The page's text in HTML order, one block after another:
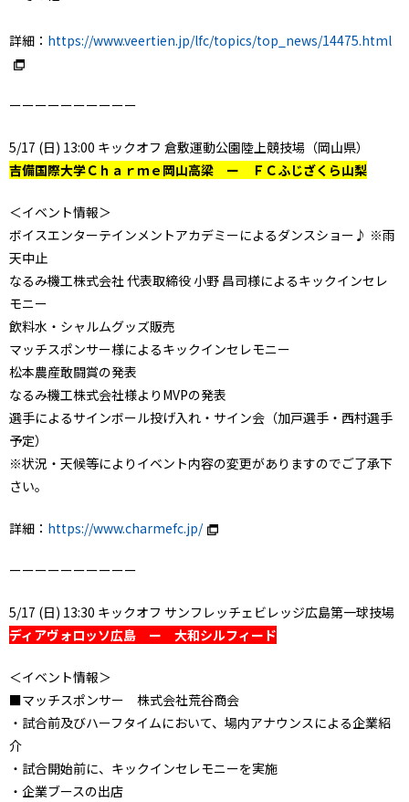
詳細： https://www.veertien.jp/lfc/topics/top_news/14475.html
ーーーーーーーーーー
5/17 (日) 13:00 キックオフ 倉敷運動公園陸上競技場（岡山県）
吉備国際大学Ｃｈａｒｍｅ岡山高梁 ー ＦＣふじざくら山梨
＜イベント情報＞
ボイスエンターテインメントアカデミーによるダンスショー♪ ※雨
天中止
なるみ機工株式会社 代表取締役 小野 昌司様によるキックインセレ
モニー
飲料水・シャルムグッズ販売
マッチスポンサー様によるキックインセレモニー
松本農産敢闘賞の発表
なるみ機工株式会社様よりMVPの発表
選手によるサインボール投げ入れ・サイン会（加戸選手・西村選手
予定）
※状況・天候等によりイベント内容の変更がありますのでご了承下
さい。
詳細： https://www.charmefc.jp/
ーーーーーーーーーー
5/17 (日) 13:30 キックオフ サンフレッチェビレッジ広島第一球技場
ディアヴォロッソ広島 ー 大和シルフィード
＜イベント情報＞
■マッチスポンサー 株式会社荒谷商会
・試合前及びハーフタイムにおいて、場内アナウンスによる企業紹
介
・試合開始前に、キックインセレモニーを実施
・企業ブースの出店